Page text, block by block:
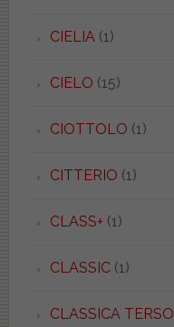
CIELIA (1)
CIELO (15)
CIOTTOLO (1)
CITTERIO (1)
CLASS+ (1)
CLASSIC(1)
CLASSICA TERSO